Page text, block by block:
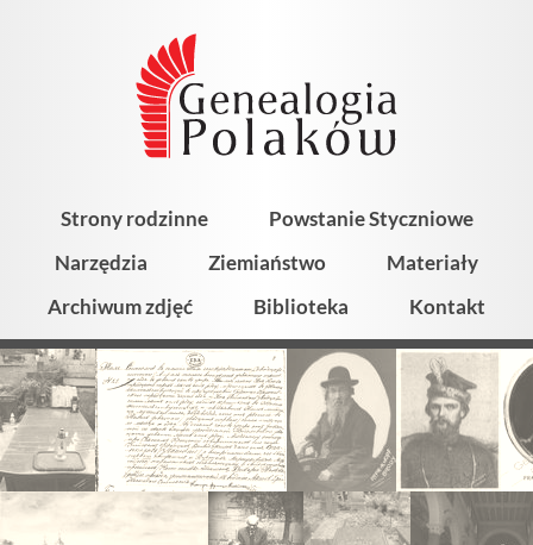
Strony rodzinne
Powstanie Styczniowe
Narzędzia
Ziemiaństwo
Materiały
Archiwum zdjęć
Biblioteka Kontakt